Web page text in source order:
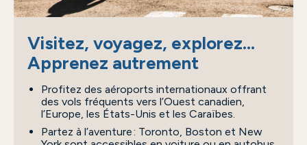
Visitez, voyagez, explorez...
Apprenez autrement
Profitez des aéroports internationaux offrant
des vols fréquents vers l’Ouest canadien,
l’Europe, les États-Unis et les Caraïbes.
Partez à l’aventure : Toronto, Boston et New